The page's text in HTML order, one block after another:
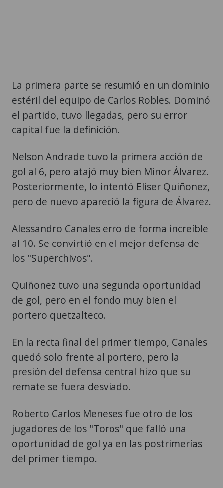
La primera parte se resumió en un dominio
estéril del equipo de Carlos Robles. Dominó
el partido, tuvo llegadas, pero su error
capital fue la definición.
Nelson Andrade tuvo la primera acción de
gol al 6, pero atajó muy bien Minor Álvarez.
Posteriormente, lo intentó Eliser Quiñonez,
pero de nuevo apareció la figura de Álvarez.
Alessandro Canales erro de forma increíble
al 10. Se convirtió en el mejor defensa de
los "Superchivos".
Quiñonez tuvo una segunda oportunidad
de gol, pero en el fondo muy bien el
portero quetzalteco.
En la recta final del primer tiempo, Canales
quedó solo frente al portero, pero la
presión del defensa central hizo que su
remate se fuera desviado.
Roberto Carlos Meneses fue otro de los
jugadores de los "Toros" que falló una
oportunidad de gol ya en las postrimerías
del primer tiempo.